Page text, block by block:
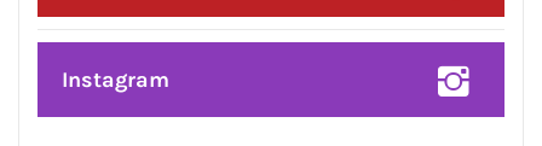
प्रदेश उपाध्यक्ष बनने पर राकेश राठौर का
केंद्रीय विधानसभा क्षेत्र के भाजपा
पदाधिकारियों ने किया भव्य सम्मान*